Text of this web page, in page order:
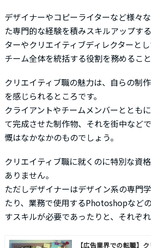
デザイナーやコピーライターなど様々
た専門的な経験を積みスキルアップす
ターやクリエイティブディレクターと
チーム全体を統括する役割を務めること
クリエイティブ職の魅力は、自らの制
を感じられるところです。
クライアントやチームメンバーととも
て完成させた制作物、それを街中など
慨はなかなかのものでしょう。
クリエイティブ職に就くのに特別な資
ありません。
ただしデザイナーはデザイン系の専門
たり、業務で使用するPhotoshopなど
すスキルが必要であったりと、それぞれ
【広告業界での転職】